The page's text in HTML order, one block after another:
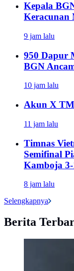
Kepala
Keracunan
9 jam lalu
950 Dapur
BGN
10 jam lalu
Akun X
11 jam lalu
Timnas
Semifinal
Kamboja 3-
8 jam lalu
Selengkapnya
Berita